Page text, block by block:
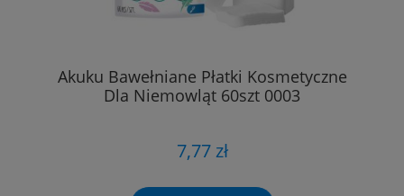
Akuku Bawełniane Płatki Kosmetyczne
Dla Niemowląt 60szt 0003
7,77 zł